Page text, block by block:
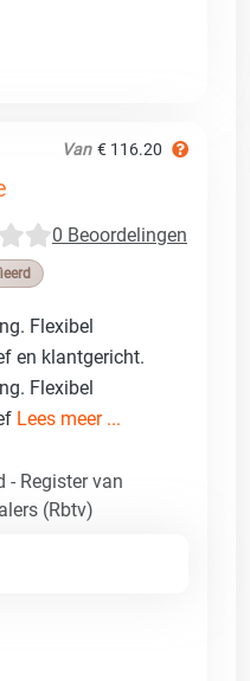
Van € 116.20
0 Beoordelingen
Flexibel
en klantgericht.
Flexibel
Lees meer ...
- Register van
(Rbtv)